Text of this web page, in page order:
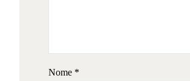
Nome *